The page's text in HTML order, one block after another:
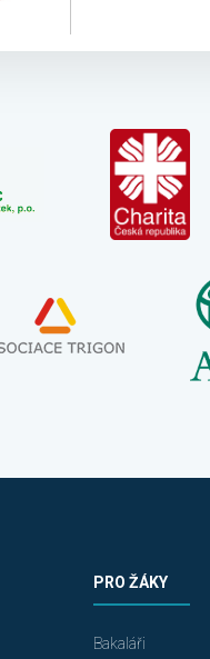
PRO ŽÁKY
Bakaláři